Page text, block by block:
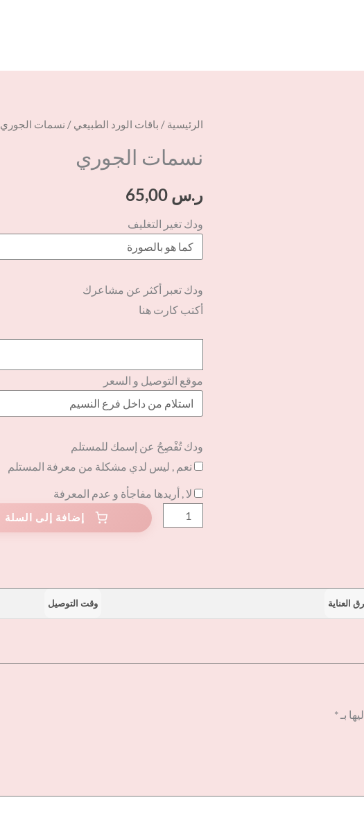
الرئيسية / باقات الورد الطبيعي / نسمات الجوري
نسمات الجوري
ر.س
ودك تغير التغليف
ودك تعبر أكثر عن مشاعرك
أكتب كارت هنا
موقع التوصيل و السعر
ودك تُفْصِحُ عن إسمك للمستلم
نعم , ليس لدي مشكلة من معرفة المستلم
لا , أريدها مفاجأة و عدم المعرفة
كمية
الجوري
العناية وقت التوصيل
بـ*